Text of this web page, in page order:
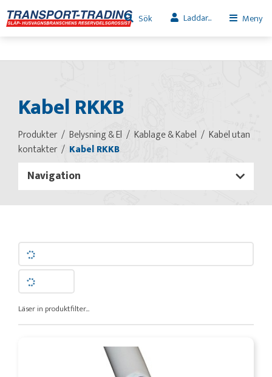
Sök Laddar... Meny
Kabel RKKB
Produkter Belysning & El Kablage & Kabel
Kabel utan
kontakter
Kabel RKKB
Navigation
Läser in produktfilter...